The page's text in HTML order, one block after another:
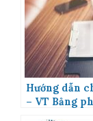
Hướng dẫn
– VT Bảng